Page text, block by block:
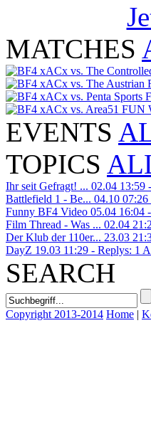
MATCHES
xACx vs. The
xACx vs. The Austrian
xACx vs. Penta Sports
xACx vs. Area51 FUN
EVENTS
TOPICS
Ihr seit Gefragt! ... 02.04 13:59
Battlefield 1 - Be... 04.10
Funny BF4 Video 05.04 16:04
Film Thread - Was ... 02.04
Der Klub der 110er... 23.03
DayZ 19.03 11:29 - Replys: 1
SEARCH
Copyright 2013-2014 Home |